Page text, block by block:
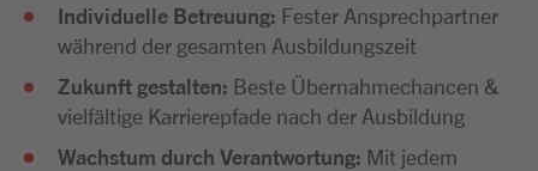
Individuelle Betreuung: Fester Ansprechpartner
während der gesamten Ausbildungszeit
Zukunft gestalten: Beste Übernahmechancen &
vielfältige Karrierepfade nach der Ausbildung
Wachstum durch Verantwortung: Mit jedem